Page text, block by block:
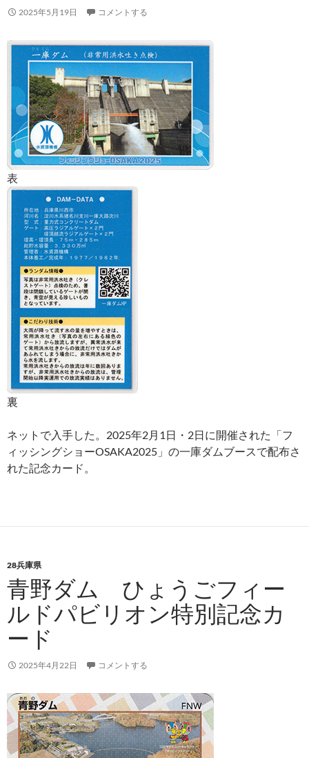
2025年5月19日 コメントする
表
裏
ネットで入手した。2025年2月1日・2日に開催された「フ
ィッシングショーOSAKA2025」の一庫ダムブースで配布さ
れた記念カード。
28兵庫県
青野ダム ひょうごフィー
ルドパビリオン特別記念カ
ード
2025年4月22日 コメントする